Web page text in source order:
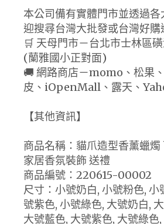
本公司備有實體門市並透過
迎搜尋台灣大批發或台灣好
🛒 天母門市－台北市士林區
(蘭雅國小正對面)
🚚 網路商店－momo、松果
皮、iOpenMall、露天、
【其他資訊】
商品名稱：貓爪造型香薰蠟
家居香氛裝飾 送禮
商品編號：220615-00002
尺寸：小號奶白, 小號粉色, 小
號紫色, 小號綠色, 大號奶白,
大號藍色, 大號紫色, 大號綠色